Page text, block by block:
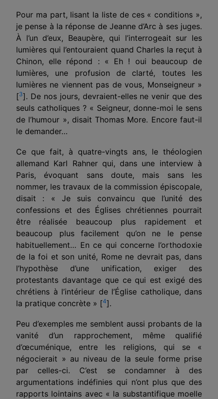
Pour ma part, lisant la liste de ces « conditions »,
je pense à la réponse de Jeanne d’Arc à ses juges.
À l’un d’eux, Beaupère, qui l’interrogeait sur les
lumières qui l’entouraient quand Charles la reçut à
Chinon, elle répond : « Eh ! oui beaucoup de
lumières, une profusion de clarté, toutes les
lumières ne viennent pas de vous, Monseigneur »
[3]. De nos jours, devraient-elles ne venir que des
seuls catholiques ? « Seigneur, donne-moi le sens
de l’humour », disait Thomas More. Encore faut-il
le demander…
Ce que fait, à quatre-vingts ans, le théologien
allemand Karl Rahner qui, dans une interview à
Paris, évoquant sans doute, mais sans les
nommer, les travaux de la commission épiscopale,
disait : « Je suis convaincu que l’unité des
confessions et des Églises chrétiennes pourrait
être réalisée beaucoup plus rapidement et
beaucoup plus facilement qu’on ne le pense
habituellement… En ce qui concerne l’orthodoxie
de la foi et son unité, Rome ne devrait pas, dans
l’hypothèse d’une unification, exiger des
protestants davan­tage que ce qui est exigé des
chrétiens à l’intérieur de l’Église catholique, dans
la pratique concrète » [4].
Peu d’exemples me semblent aussi probants de la
vanité d’un rapprochement, même qualifié
d’œcuménique, entre les religions, qui se «
négocierait » au niveau de la seule forme prise
par celles-ci. C’est se condamner à des
argumentations indéfinies qui n’ont plus que des
rapports lointains avec « la substantifique moelle